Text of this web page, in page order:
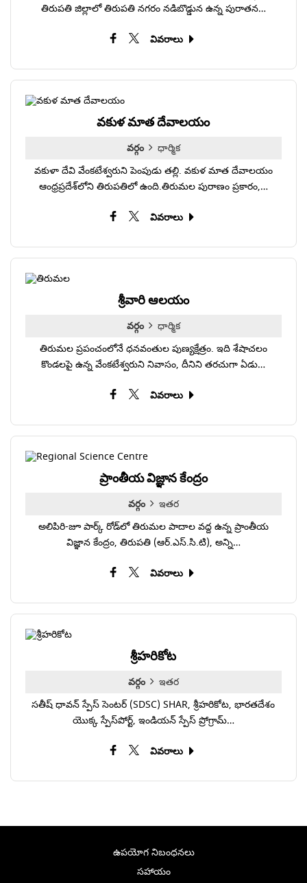
తిరుపతి జిల్లాలో తిరుపతి నగరం నడిబొడ్డున ఉన్న పురాతన…
వివరాలు
వకుళ మాత దేవాలయం
వర్గం
ధార్మిక
వకుళా దేవి వేంకటేశ్వరుని పెంపుడు తల్లి. వకుళ మాత దేవాలయం
ఆంధ్రప్రదేశ్‌లోని తిరుపతిలో ఉంది.తిరుమల పురాణం ప్రకారం,…
వివరాలు
శ్రీవారి ఆలయం
వర్గం
ధార్మిక
తిరుమల ప్రపంచంలోనే ధనవంతుల పుణ్యక్షేత్రం. ఇది శేషాచలం
కొండలపై ఉన్న వేంకటేశ్వరుని నివాసం, దీనిని తరచుగా ఏడు…
వివరాలు
ప్రాంతీయ విజ్ఞాన కేంద్రం
వర్గం
ఇతర
అలిపిరి-జూ పార్క్ రోడ్‌లో తిరుమల పాదాల వద్ద ఉన్న ప్రాంతీయ
విజ్ఞాన కేంద్రం, తిరుపతి (ఆర్.ఎస్.సి.టి), అన్ని…
వివరాలు
శ్రీహరికోట
వర్గం
ఇతర
సతీష్ ధావన్ స్పేస్ సెంటర్ (SDSC) SHAR, శ్రీహరికోట, భారతదేశం
యొక్క స్పేస్‌పోర్ట్, ఇండియన్ స్పేస్ ప్రోగ్రామ్…
వివరాలు
ఉపయోగ నిబంధనలు
సహాయం